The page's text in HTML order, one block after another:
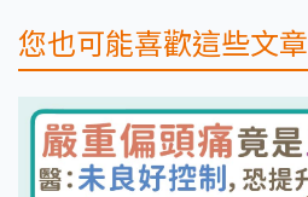
您也可能喜歡這些文章